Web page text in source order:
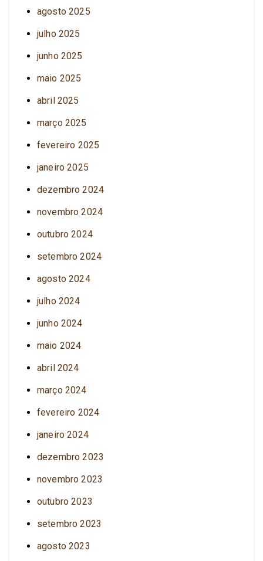
agosto 2025
julho 2025
junho 2025
maio 2025
abril 2025
março 2025
fevereiro 2025
janeiro 2025
dezembro 2024
novembro 2024
outubro 2024
setembro 2024
agosto 2024
julho 2024
junho 2024
maio 2024
abril 2024
março 2024
fevereiro 2024
janeiro 2024
dezembro 2023
novembro 2023
outubro 2023
setembro 2023
agosto 2023